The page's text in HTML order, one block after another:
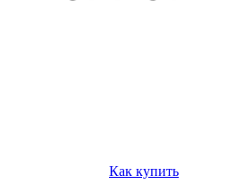
Как купить